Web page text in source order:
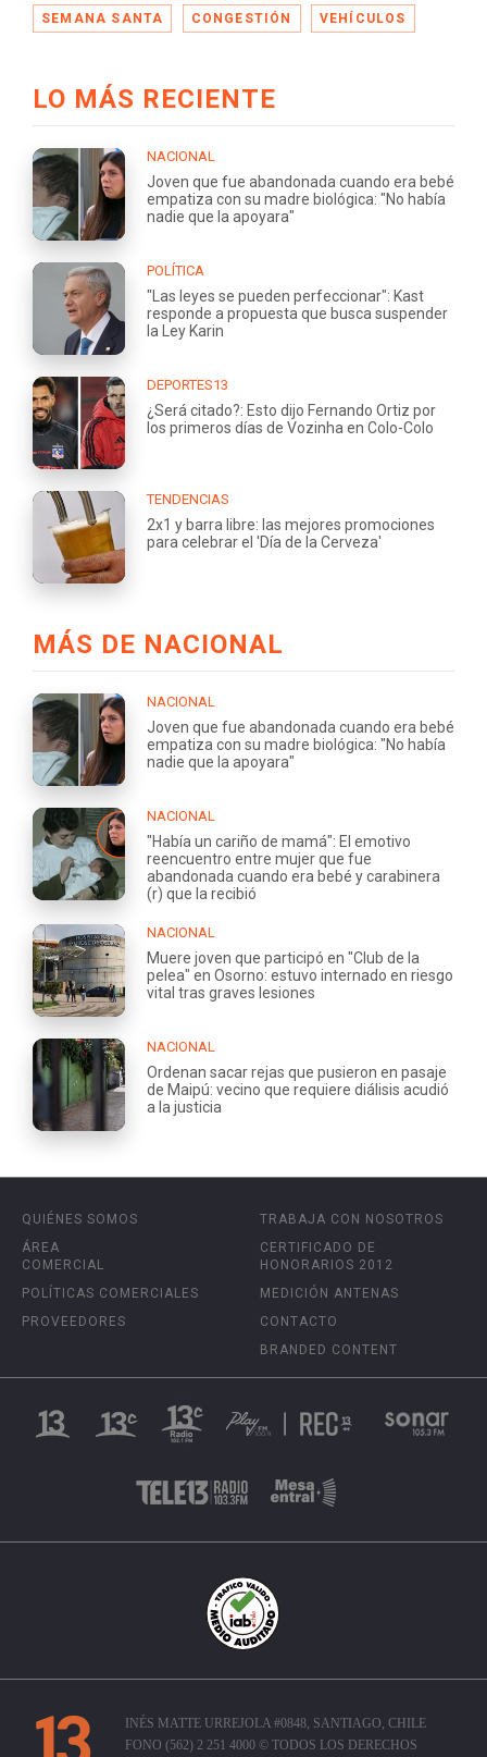
SEMANA SANTA CONGESTIÓN VEHÍCULOS
LO MÁS RECIENTE
NACIONAL
Joven que fue abandonada cuando era bebé
empatiza con su madre biológica: "No había
nadie que la apoyara"
POLÍTICA
"Las leyes se pueden perfeccionar": Kast
responde a propuesta que busca suspender
la Ley Karin
DEPORTES13
¿Será citado?: Esto dijo Fernando Ortiz por
los primeros días de Vozinha en Colo-Colo
TENDENCIAS
2x1 y barra libre: las mejores promociones
para celebrar el 'Día de la Cerveza'
MÁS DE NACIONAL
NACIONAL
Joven que fue abandonada cuando era bebé
empatiza con su madre biológica: "No había
nadie que la apoyara"
NACIONAL
"Había un cariño de mamá": El emotivo
reencuentro entre mujer que fue
abandonada cuando era bebé y carabinera
(r) que la recibió
NACIONAL
Muere joven que participó en "Club de la
pelea" en Osorno: estuvo internado en riesgo
vital tras graves lesiones
NACIONAL
Ordenan sacar rejas que pusieron en pasaje
de Maipú: vecino que requiere diálisis acudió
a la justicia
QUIÉNES SOMOS
ÁREA
COMERCIAL
POLÍTICAS COMERCIALES
PROVEEDORES
TRABAJA CON NOSOTROS
CERTIFICADO DE
HONORARIOS 2012
MEDICIÓN ANTENAS
CONTACTO
BRANDED CONTENT
INÉS MATTE URREJOLA #0848, SANTIAGO, CHILE
FONO (562) 2 251 4000 © TODOS LOS DERECHOS